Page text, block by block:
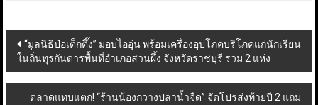
Post
navigation
“มูลนิธิป่อเต็กตึ๊ง” มอบไออุ่น พร้อมเครื่องอุปโภคบริโภคแก่นักเรียน
ในถิ่นทุรกันดารพื้นที่อำเภอสวนผึ้ง จังหวัดราชบุรี รวม 2 แห่ง
ตลาดแทบแตก! “ร้านน้องกวางปลาน้ำจืด” จัดโปรส่งท้ายปี 2 แถม